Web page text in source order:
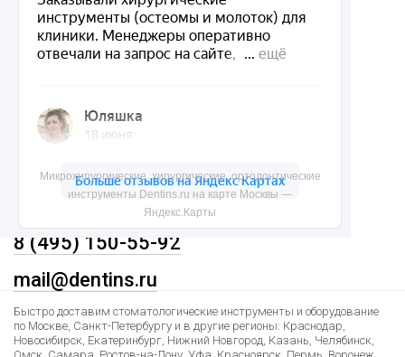
Микрохирургические, хирургические, ортодонтические
инструменты Dentins.ru на карте Москвы —
Яндекс.Карты
Доставка и контакты
Политика конфиденциальности
Контакты
8 (495) 150-55-92
mail@dentins.ru
Быстро доставим стоматологические инструменты и оборудование
по Москве, Санкт-Петербургу и в другие регионы: Краснодар,
Новосибирск, Екатеринбург, Нижний Новгород, Казань, Челябинск,